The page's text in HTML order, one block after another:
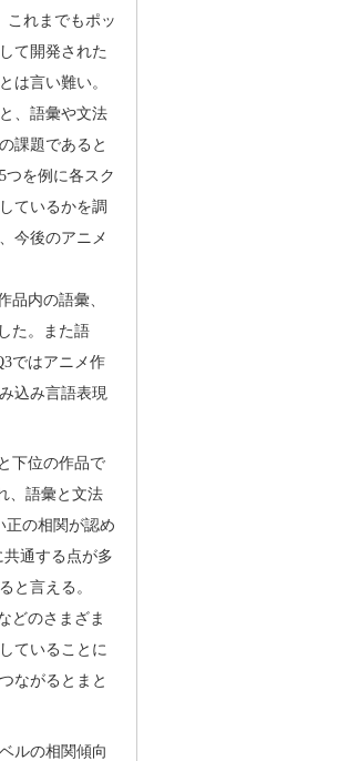
これまでもポッ
て開発された
は言い難い。
、語彙や文法
課題であると
を例に各スク
ているかを調
今後のアニメ
品内の語彙、
た。また語
ではアニメ作
込み言語表現
下位の作品で
、語彙と文法
正の相関が認め
通する点が多
と言える。
どのさまざま
ていることに
ながるとまと
ルの相関傾向